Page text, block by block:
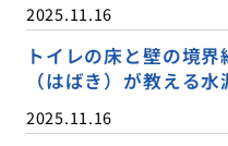
2025.11.16
トイレの床と壁の境
（はばき）が教える
2025.11.16